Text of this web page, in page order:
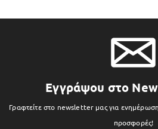
Εγγράψου στο
Γραφτείτε στο newsletter μας για
προσφορές!